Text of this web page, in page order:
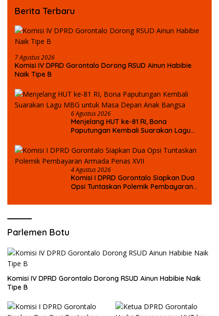
Berita Terbaru
7 Agustus 2026
Komisi IV DPRD Gorontalo Dorong RSUD Ainun Habibie
Naik Tipe B
6 Agustus 2026
Menjelang HUT ke-81 RI, Bona
Paputungan Kembali Suarakan Lagu
4 Agustus 2026
Komisi I DPRD Gorontalo Siapkan Dua
Opsi Tuntaskan Polemik Pembayaran
Parlemen Botu
Komisi IV DPRD Gorontalo Dorong RSUD Ainun Habibie Naik
Tipe B